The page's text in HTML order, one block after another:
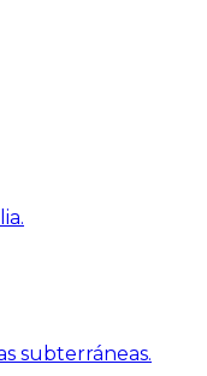
subterráneas.